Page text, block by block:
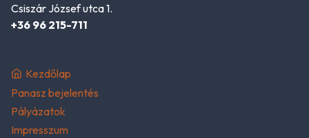
Csiszár József utca 1.
+36 96 215-711
Kezdőlap
Panasz bejelentés
Pályázatok
Impresszum